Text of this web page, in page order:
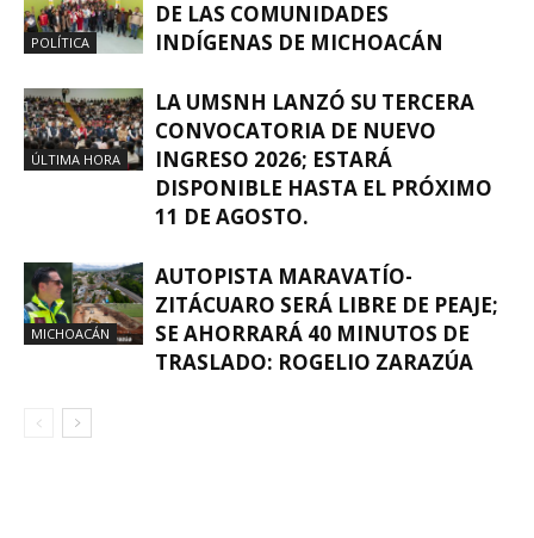
POLÍTICA
DE LAS COMUNIDADES
INDÍGENAS DE MICHOACÁN
ÚLTIMA HORA
LA UMSNH LANZÓ SU TERCERA
CONVOCATORIA DE NUEVO
INGRESO 2026; ESTARÁ
DISPONIBLE HASTA EL PRÓXIMO
11 DE AGOSTO.
MICHOACÁN
AUTOPISTA MARAVATÍO-
ZITÁCUARO SERÁ LIBRE DE PEAJE;
SE AHORRARÁ 40 MINUTOS DE
TRASLADO: ROGELIO ZARAZÚA